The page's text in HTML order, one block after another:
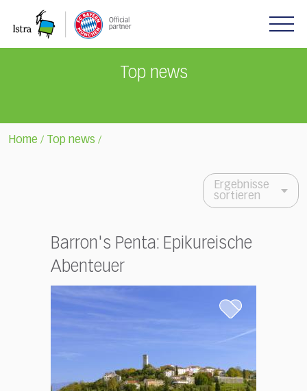
note:
Top news
Home / Top news /
Ergebnisse
sortieren
Barron's Penta: Epikureische
Abenteuer